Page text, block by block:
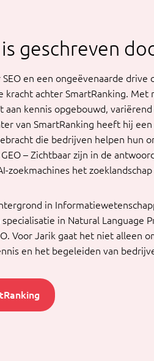
geschreven
en een ongeëvenaarde
kracht achter SmartRanking.
aan kennis opgebouwd,
van SmartRanking heeft hij
die bedrijven helpen hun
– Zichtbaar zijn in de
zoekmachines het
in
in Natural Language
Voor Jarik gaat het niet alleen
en het begeleiden van